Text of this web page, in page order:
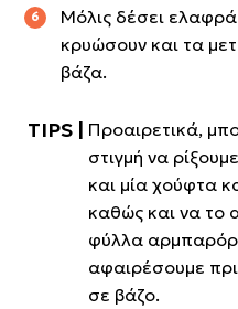
Μόλις δέσει
κρυώσουν και τα
βάζα.
Προαιρετικά,
στιγμή να
και μία χούφτα
καθώς και να το
φύλλα
αφαιρέσουμε
σε βάζο.